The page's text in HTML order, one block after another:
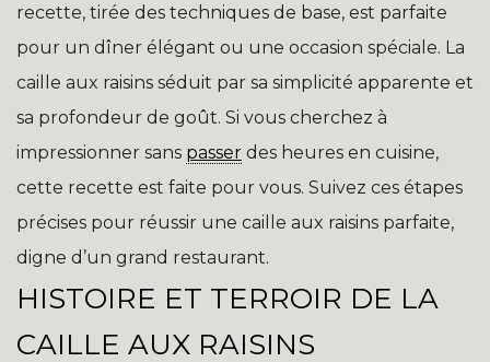
recette, tirée des techniques de base, est parfaite
pour un dîner élégant ou une occasion spéciale. La
caille aux raisins séduit par sa simplicité apparente et
sa profondeur de goût. Si vous cherchez à
impressionner sans passer des heures en cuisine,
cette recette est faite pour vous. Suivez ces étapes
précises pour réussir une caille aux raisins parfaite,
digne d’un grand restaurant.
HISTOIRE ET TERROIR DE LA
CAILLE AUX RAISINS